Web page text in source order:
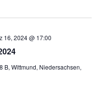
16, 2024 @ 17:00
B, Wittmund, Niedersachsen,